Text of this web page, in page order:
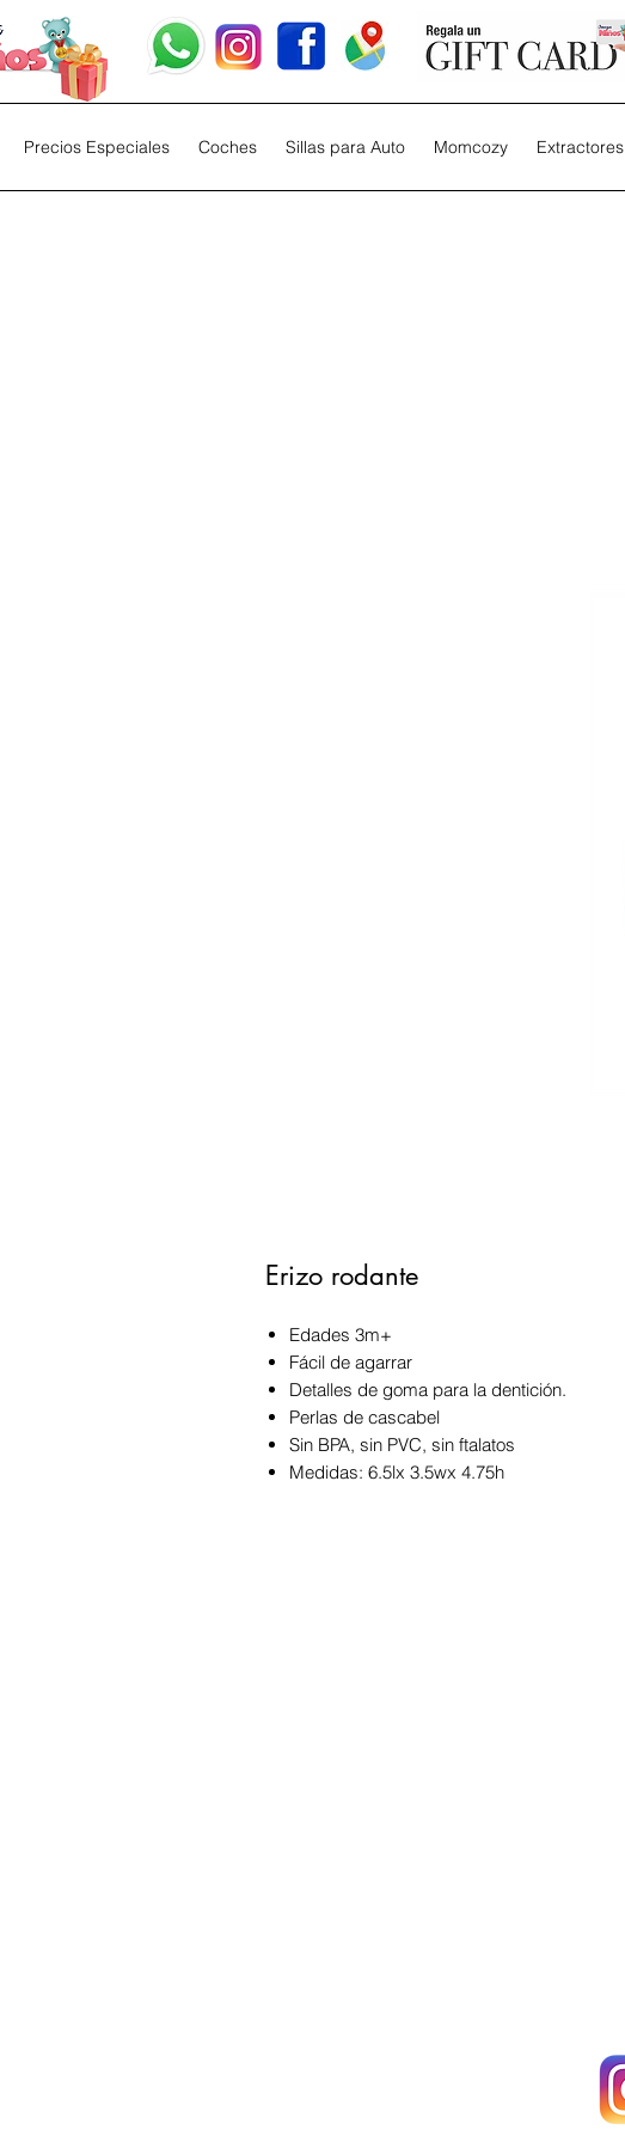
Precios Especiales Coches Sillas para Auto Momcozy Extractores
Erizo rodante
Edades 3m+
Fácil de agarrar
Detalles de goma para la dentición.
Perlas de cascabel
Sin BPA, sin PVC, sin ftalatos
Medidas: 6.5lx 3.5wx 4.75h